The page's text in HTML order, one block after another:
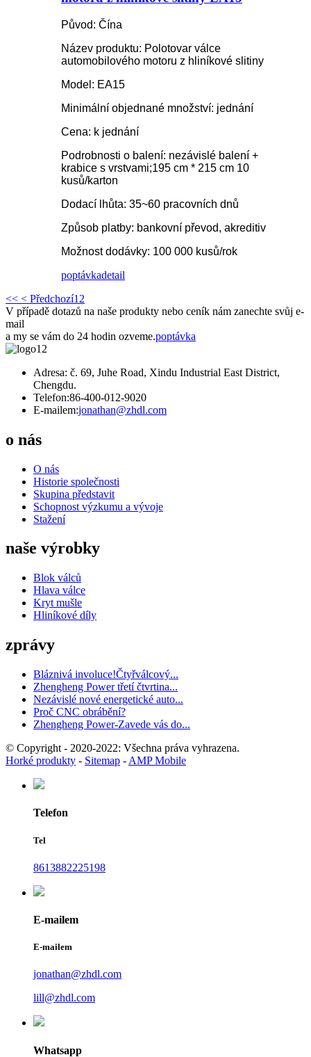
Původ: Čína
Název produktu: Polotovar válce
automobilového motoru z hliníkové slitiny
Model: EA15
Minimální objednané množství: jednání
Cena: k jednání
Podrobnosti o balení: nezávislé balení +
krabice s vrstvami;195 cm * 215 cm 10
kusů/karton
Dodací lhůta: 35~60 pracovních dnů
Způsob platby: bankovní převod, akreditiv
Možnost dodávky: 100 000 kusů/rok
poptávkadetail
<< < Předchozí1 2
V případě dotazů na naše produkty nebo ceník nám zanechte svůj e-
mail
a my se vám do 24 hodin ozveme.poptávka
Adresa: č. 69, Juhe Road, Xindu Industrial East District,
Chengdu.
Telefon:86-400-012-9020
E-mailem:jonathan@zhdl.com
o nás
O nás
Historie společnosti
Skupina představit
Schopnost výzkumu a vývoje
Stažení
naše výrobky
Blok válců
Hlava válce
Kryt mušle
Hliníkové díly
zprávy
Bláznivá involuce!Čtyřválcový...
Zhengheng Power třetí čtvrtina...
Nezávislé nové energetické auto...
Proč CNC obrábění?
Zhengheng Power-Zavede vás do...
© Copyright - 2020-2022: Všechna práva vyhrazena.
Horké produkty - Sitemap - AMP Mobile
Telefon
Tel
8613882225198
E-mailem
E-mailem
jonathan@zhdl.com
lill@zhdl.com
Whatsapp